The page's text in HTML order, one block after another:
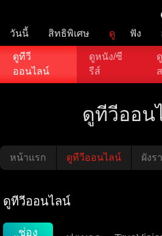
วันนี้ สิทธิพิเศษ ดู ฟัง
ดูทีวี
ออนไลน์
ดูหนัง/ซี
รีส์
ดูทีวีออน
หน้าแรก ดูทีวีออนไลน์ ผังร
ดูทีวีออนไลน์
ช่อง